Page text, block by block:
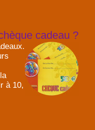
cadeau ?
à 10,